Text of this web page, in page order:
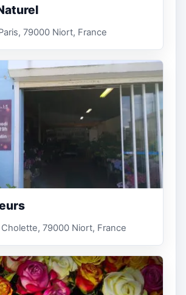
79000 Niort, France
Cholette, 79000 Niort, France